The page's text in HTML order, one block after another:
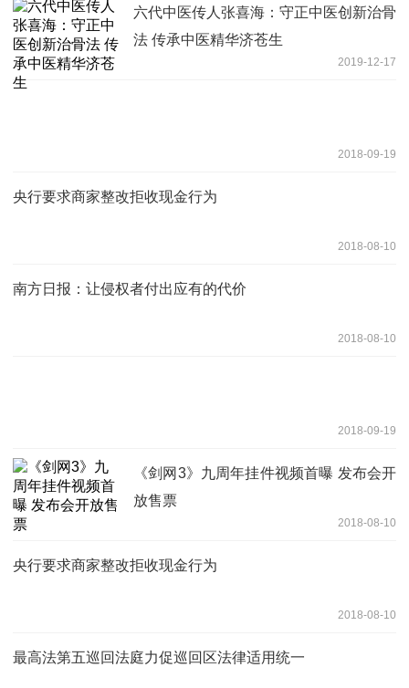
六代中医传人张喜海：守正中医创新治骨
法 传承中医精华济苍生
2019-12-17
2018-09-19
央行要求商家整改拒收现金行为
2018-08-10
南方日报：让侵权者付出应有的代价
2018-08-10
2018-09-19
《剑网3》九周年挂件视频首曝 发布会开
放售票
2018-08-10
央行要求商家整改拒收现金行为
2018-08-10
最高法第五巡回法庭力促巡回区法律适用统一